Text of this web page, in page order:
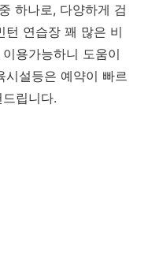
하나로, 다양하게 검
턴 연습장 꽤 많은 비
용가능하니 도움이
시설등은 예약이 빠르
립니다.